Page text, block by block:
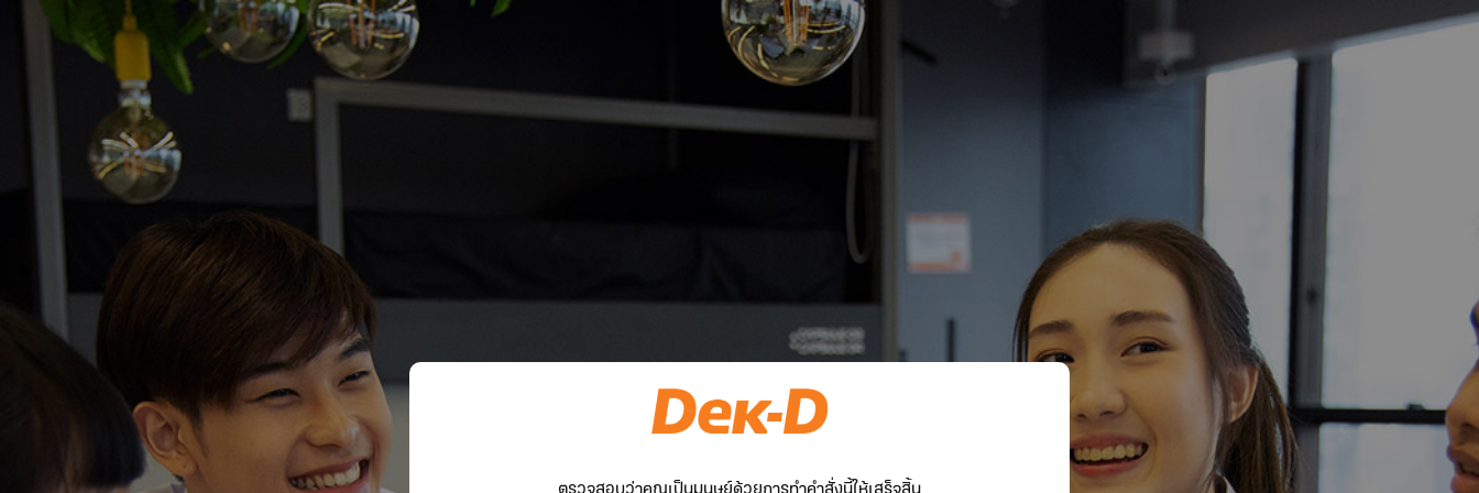
ตรวจสอบว่าคุณเป็นมนุษย์ด้วยการทำคำสั่งนี้ให้เสร็จสิ้น